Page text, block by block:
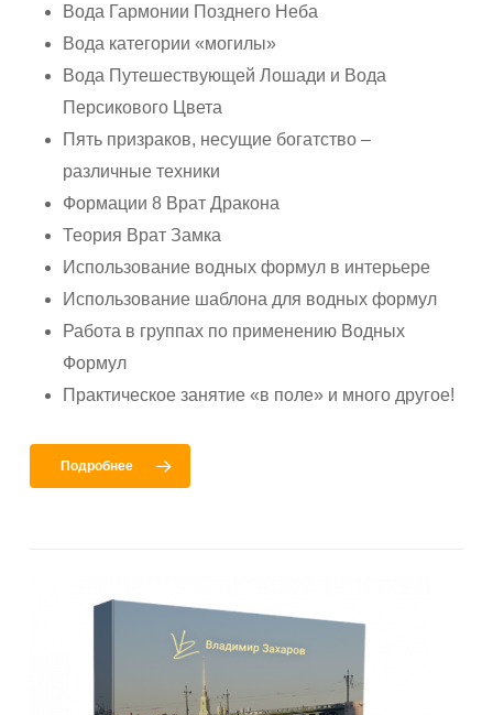
Вода Гармонии Позднего Неба
Вода категории «могилы»
Вода Путешествующей Лошади и Вода
Персикового Цвета
Пять призраков, несущие богатство –
различные техники
Формации 8 Врат Дракона
Теория Врат Замка
Использование водных формул в интерьере
Использование шаблона для водных формул
Работа в группах по применению Водных
Формул
Практическое занятие «в поле» и много другое!
Подробнее